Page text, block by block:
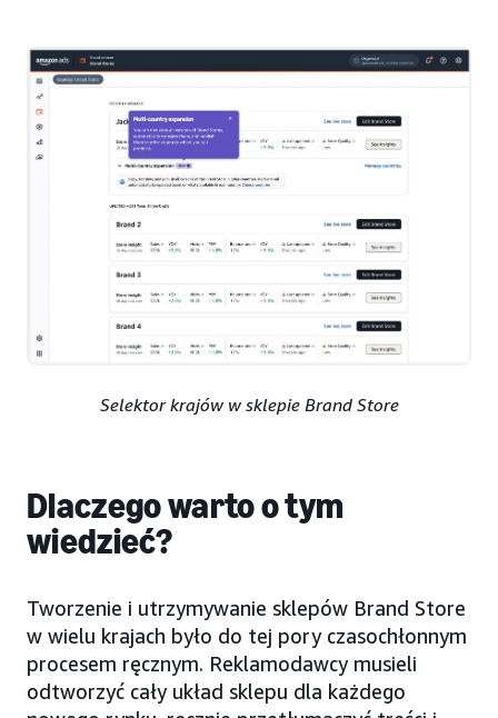
Selektor krajów w sklepie Brand Store
Dlaczego warto o tym
wiedzieć?
Tworzenie i utrzymywanie sklepów Brand Store
w wielu krajach było do tej pory czasochłonnym
procesem ręcznym. Reklamodawcy musieli
odtworzyć cały układ sklepu dla każdego